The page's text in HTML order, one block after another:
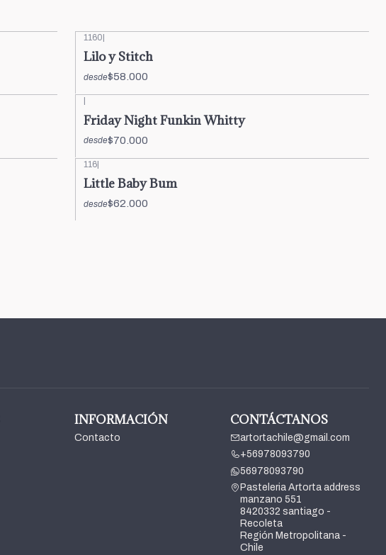
1160
Lilo y Stitch
desde$58.000
Friday Night Funkin Whitty
desde$70.000
116|
Little Baby Bum
desde$62.000
INFORMACIÓN
Contacto
CONTÁCTANOS
artortachile@gmail.com
+56978093790
56978093790
Pasteleria Artorta address
manzano 551
8420332 santiago -
Recoleta
Región Metropolitana -
Chile